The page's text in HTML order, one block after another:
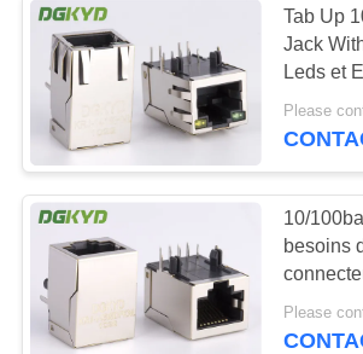
CONTACTEZ-
NOUS
DEMANDEZ
UNE
CITATION
SITEMAP
Port RJ45
Tab Up
Jack
Leds et
10/
besoins
T RJ45
du